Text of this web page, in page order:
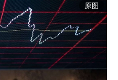
原图